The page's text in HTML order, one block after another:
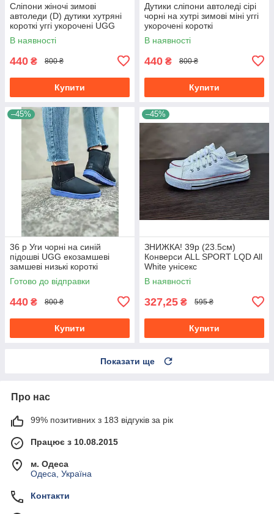
Сліпони жіночі зимові
автоледи (D) дутики хутряні
короткі уггі укорочені UGG
чорні шльопанці
В наявності
440 ₴ 800 ₴
Купити
Дутики сліпони автоледі сірі
чорні на хутрі зимові міні уггі
укорочені короткі
В наявності
440 ₴ 800 ₴
Купити
–45%
36 р Уги чорні на синій
підошві UGG екозамшеві
замшеві низькі короткі
черевики чоботи зимові
Готово до відправки
440 ₴ 800 ₴
Купити
–45%
ЗНИЖКА! 39р (23.5см)
Конверси ALL SPORT LQD All
White унісекс
В наявності
327,25 ₴ 595 ₴
Купити
Показати ще
Про нас
99% позитивних з 183 відгуків за рік
Працює з 10.08.2015
м. Одеса
Одеса, Україна
Контакти